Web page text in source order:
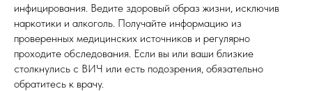
инфицирования. Ведите здоровый образ жизни, исключив
наркотики и алкоголь. Получайте информацию из
проверенных медицинских источников и регулярно
проходите обследования. Если вы или ваши близкие
столкнулись с ВИЧ или есть подозрения, обязательно
обратитесь к врачу.